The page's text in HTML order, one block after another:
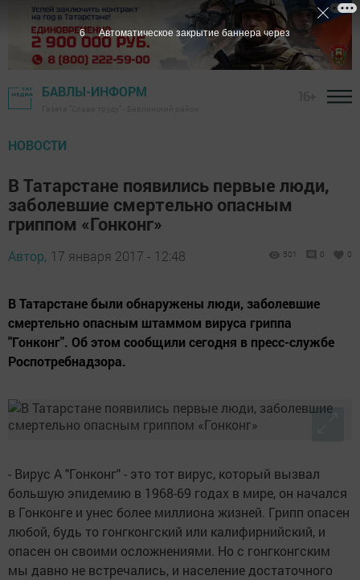
БАВЛЫ-ИНФОРМ
НОВОСТИ
В Татарстане появились первые люди,
заболевшие смертельно опасным
гриппом «Гонконг»
Автор, 17 января 2017 - 12:48 501 0 0
В Татарстане были обнаружены люди, заболевшие
смертельно опасным штаммом вируса гриппа
"Гонконг". Об этом сообщили сегодня в пресс-службе
Роспотребнадзора.
- Вирус А "Гонконг" - это тот вирус, который вызвал
большую эпидемию в 1968-69 годах в мире, он начался
в Гонконге и унес более миллиона жизней. Грипп опасен
любой, будь то гонгконгский или калифирнийский, и
опасен он своими осложнениями. Но с гонгконгским
мы давно не встречались, и население достаточного
5 Автоматическое закрытие баннера через